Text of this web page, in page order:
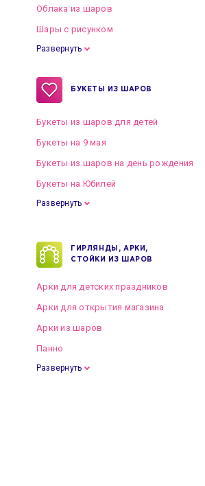
Облака из шаров
Шары с рисунком
Развернуть
БУКЕТЫ ИЗ ШАРОВ
Букеты из шаров для детей
Букеты на 9 мая
Букеты из шаров на день рождения
Букеты на Юбилей
Развернуть
ГИРЛЯНДЫ, АРКИ,
СТОЙКИ ИЗ ШАРОВ
Арки для детских праздников
Арки для открытия магазина
Арки из шаров
Панно
Развернуть